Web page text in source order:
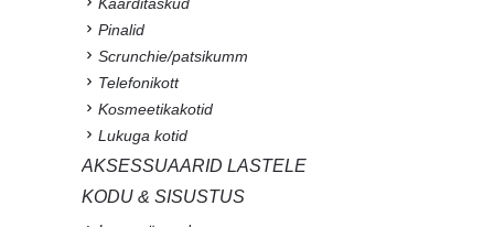
Kaarditaskud
Pinalid
Scrunchie/patsikumm
Telefonikott
Kosmeetikakotid
Lukuga kotid
AKSESSUAARID LASTELE
KODU & SISUSTUS